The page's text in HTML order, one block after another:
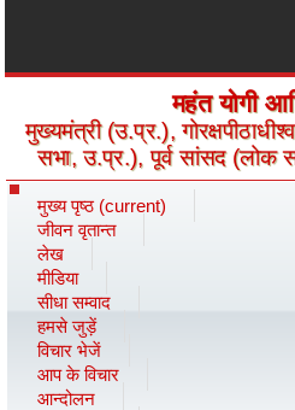
महंत योगी
मुख्यमंत्री (उ.प्र.),
सभा, उ.प्र.), पूर्व सांसद (लोक
मुख्य पृष्ठ (current)
जीवन वृतान्त
लेख
मीडिया
सीधा सम्वाद
हमसे जुड़ें
विचार भेजें
आप के विचार
आन्दोलन